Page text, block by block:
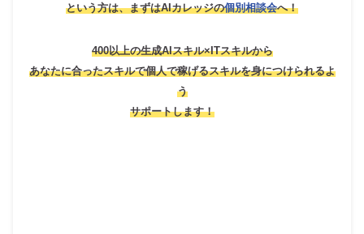
という方は、まずはAIカレッジの個別相談会へ！
400以上の生成AIスキル×ITスキルから
あなたに合ったスキルで個人で稼げるスキルを身につけられるよ
う
サポートします！